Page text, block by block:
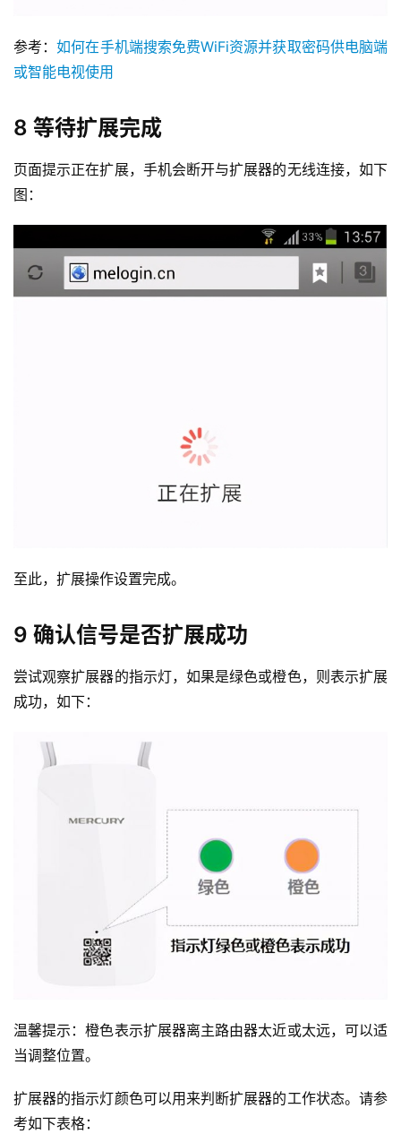
参考：如何在手机端搜索免费WiFi资源并获取密码供电脑端
或智能电视使用
8 等待扩展完成
页面提示正在扩展，手机会断开与扩展器的无线连接，如下
图：
至此，扩展操作设置完成。
9 确认信号是否扩展成功
尝试观察扩展器的指示灯，如果是绿色或橙色，则表示扩展
成功，如下：
温馨提示：橙色表示扩展器离主路由器太近或太远，可以适
当调整位置。
扩展器的指示灯颜色可以用来判断扩展器的工作状态。请参
考如下表格：